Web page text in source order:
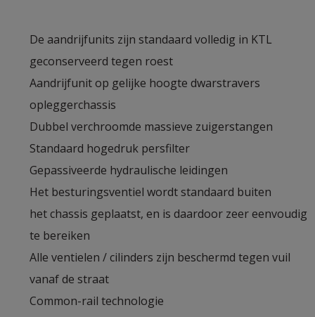
De aandrijfunits zijn standaard volledig in KTL
geconserveerd tegen roest
Aandrijfunit op gelijke hoogte dwarstravers
opleggerchassis
Dubbel verchroomde massieve zuigerstangen
Standaard hogedruk persfilter
Gepassiveerde hydraulische leidingen
Het besturingsventiel wordt standaard buiten
het chassis geplaatst, en is daardoor zeer eenvoudig
te bereiken
Alle ventielen / cilinders zijn beschermd tegen vuil
vanaf de straat
Common-rail technologie